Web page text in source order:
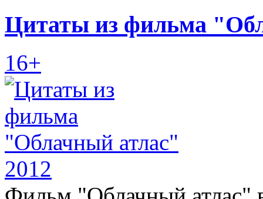
Цитаты из фильма
16+